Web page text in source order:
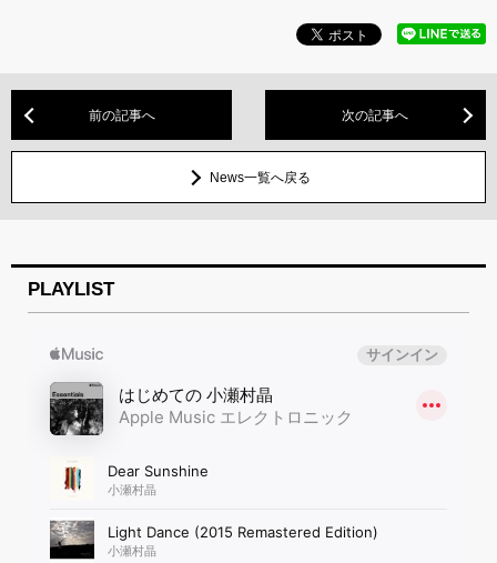
前の記事へ 次の記事へ
News一覧へ戻る
PLAYLIST